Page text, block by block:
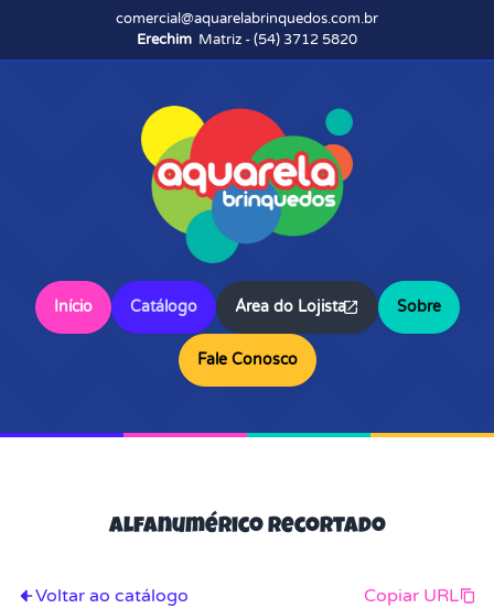
comercial@aquarelabrinquedos.com.br
Erechim Matriz - (54) 3712 5820
Início Catálogo Área do Lojista Sobre
Fale Conosco
Alfanumérico Recortado
Voltar ao catálogo Copiar URL